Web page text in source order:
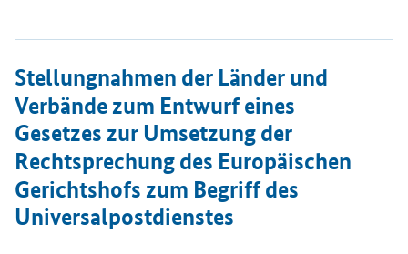
Stellungnahmen der Länder und
Verbände zum Entwurf eines
Gesetzes zur Umsetzung der
Rechtsprechung des Europäischen
Gerichtshofs zum Begriff des
Universalpostdienstes
Öffnet Einzelsicht